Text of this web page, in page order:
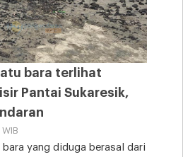
bara terlihat
Pantai Sukaresik,
bara yang diduga berasal dari